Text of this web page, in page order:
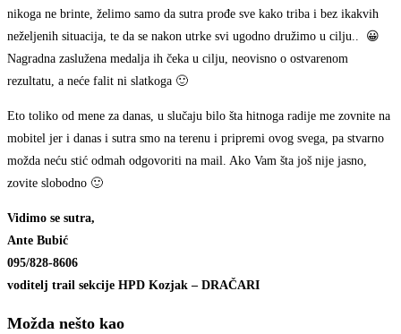
nikoga ne brinte, želimo samo da sutra prođe sve kako triba i bez ikakvih
neželjenih situacija, te da se nakon utrke svi ugodno družimo u cilju.. 😀
Nagradna zaslužena medalja ih čeka u cilju, neovisno o ostvarenom
rezultatu, a neće falit ni slatkoga 🙂
Eto toliko od mene za danas, u slučaju bilo šta hitnoga radije me zovnite na
mobitel jer i danas i sutra smo na terenu i pripremi ovog svega, pa stvarno
možda neću stić odmah odgovoriti na mail. Ako Vam šta još nije jasno,
zovite slobodno 🙂
Vidimo se sutra,
Ante Bubić
095/828-8606
voditelj trail sekcije HPD Kozjak – DRAČARI
Možda nešto kao